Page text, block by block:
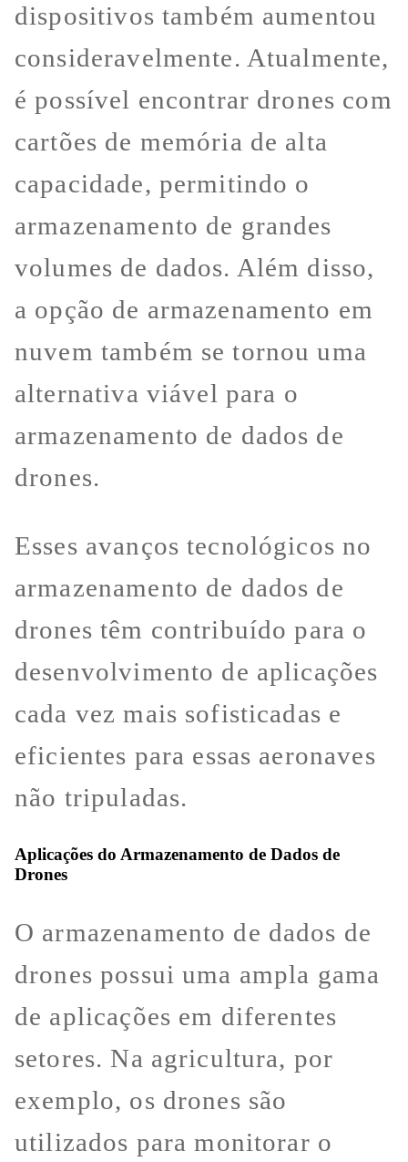
dispositivos também aumentou
consideravelmente. Atualmente,
é possível encontrar drones com
cartões de memória de alta
capacidade, permitindo o
armazenamento de grandes
volumes de dados. Além disso,
a opção de armazenamento em
nuvem também se tornou uma
alternativa viável para o
armazenamento de dados de
drones.
Esses avanços tecnológicos no
armazenamento de dados de
drones têm contribuído para o
desenvolvimento de aplicações
cada vez mais sofisticadas e
eficientes para essas aeronaves
não tripuladas.
Aplicações do Armazenamento de Dados de
Drones
O armazenamento de dados de
drones possui uma ampla gama
de aplicações em diferentes
setores. Na agricultura, por
exemplo, os drones são
utilizados para monitorar o